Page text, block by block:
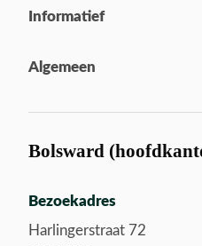
Informatief
Algemeen
Bolsward
Bezoekadres
Harlingerstraat 72